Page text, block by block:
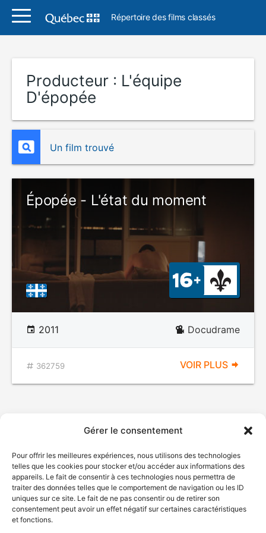
Gérer le consentement
Pour offrir les meilleures expériences, nous utilisons des technologies
telles que les cookies pour stocker et/ou accéder aux informations des
appareils. Le fait de consentir à ces technologies nous permettra de
traiter des données telles que le comportement de navigation ou les ID
uniques sur ce site. Le fait de ne pas consentir ou de retirer son
consentement peut avoir un effet négatif sur certaines caractéristiques
et fonctions.
Répertoire des films classés
Producteur : L'équipe
D'épopée
Un film trouvé
Épopée - L'état du moment
2011 Docudrame
362759 VOIR PLUS